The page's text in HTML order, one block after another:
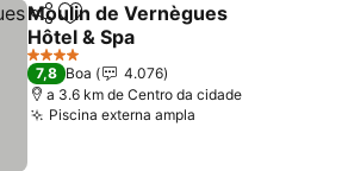
PartilharAdicionar aos favoritos
Moulin de Vernègues
Hôtel & Spa
Ver preços
4 Estrelas
7,8 Boa
4.076
a 3.6 km de Centro da cidade
Piscina externa ampla